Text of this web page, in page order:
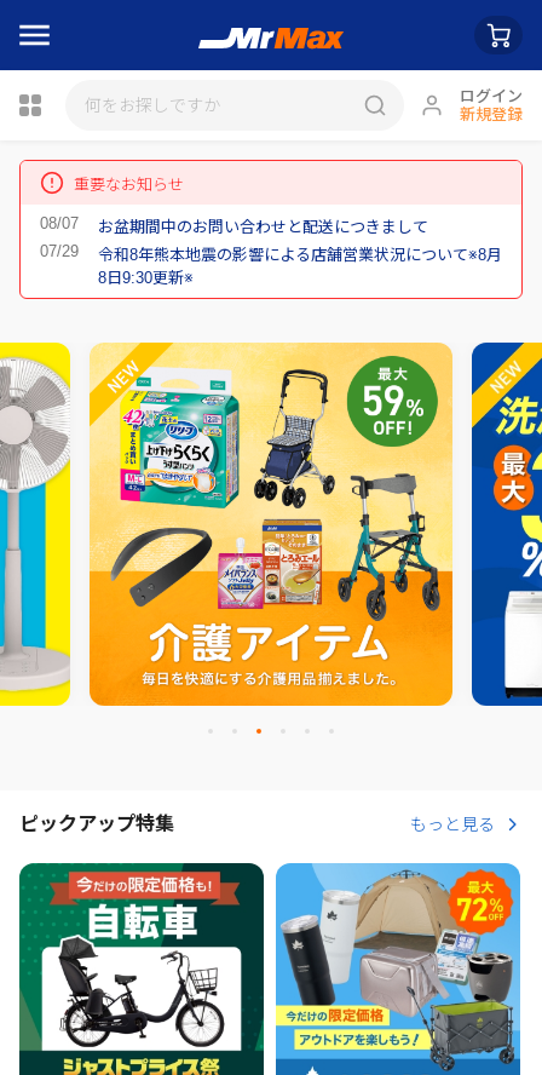
ログイン
新規登録
瓶詰
重要なお知らせ
お盆期間中のお問い合わせと配送につきまして
令和8年熊本地震の影響による店舗営業状況について※8月
8日9:30更新※
ピックアップ特集 もっと見る